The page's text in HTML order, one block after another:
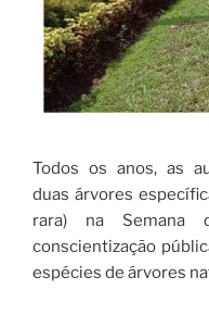
Todos os anos, as
duas árvores
rara) na Semana
conscientização
espécies de árvores